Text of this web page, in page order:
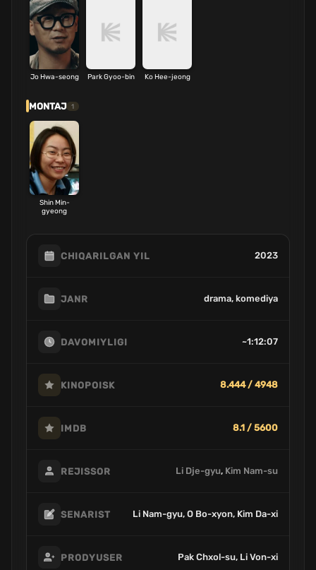
Jo Hwa-seong Park Gyoo-bin Ko Hee-jeong
MONTAJ 1
Shin Min-
gyeong
CHIQARILGAN YIL 2023
JANR drama, komediya
DAVOMIYLIGI ~1:12:07
KINOPOISK 8.444 / 4948
IMDB 8.1 / 5600
REJISSOR Li Dje-gyu, Kim Nam-su
SENARIST Li Nam-gyu, O Bo-xyon, Kim Da-xi
PRODYUSER Pak Chxol-su, Li Von-xi